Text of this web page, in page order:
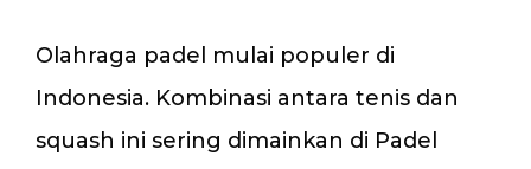
Olahraga padel mulai populer di
Indonesia. Kombinasi antara tenis dan
squash ini sering dimainkan di Padel